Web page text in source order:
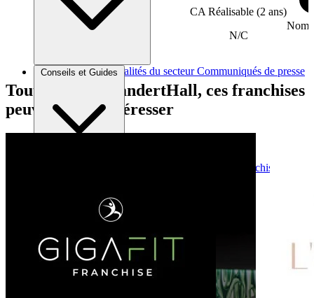
Brèves et actus Actualités du secteur Communiqués de presse
Conseils et Guides
Devenir franchiseur
CA Réalisable (2 ans)
N/C
Tout comme NéandertHall, ces franchises
peuvent vous intéresser